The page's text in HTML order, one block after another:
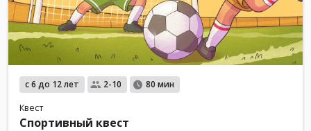
с 6 до 12 лет 2-10 80 мин
Квест
Спортивный квест